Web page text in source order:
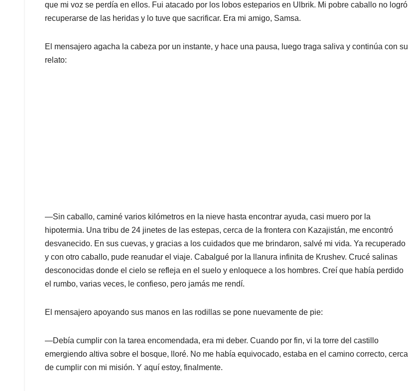
que mi voz se perdía en ellos. Fui atacado por los lobos esteparios en Ulbrik. Mi pobre caballo no logró
recuperarse de las heridas y lo tuve que sacrificar. Era mi amigo, Samsa.
El mensajero agacha la cabeza por un instante, y hace una pausa, luego traga saliva y continúa con su
relato:
—Sin caballo, caminé varios kilómetros en la nieve hasta encontrar ayuda, casi muero por la
hipotermia. Una tribu de 24 jinetes de las estepas, cerca de la frontera con Kazajistán, me encontró
desvanecido. En sus cuevas, y gracias a los cuidados que me brindaron, salvé mi vida. Ya recuperado
y con otro caballo, pude reanudar el viaje. Cabalgué por la llanura infinita de Krushev. Crucé salinas
desconocidas donde el cielo se refleja en el suelo y enloquece a los hombres. Creí que había perdido
el rumbo, varias veces, le confieso, pero jamás me rendí.
El mensajero apoyando sus manos en las rodillas se pone nuevamente de pie:
—Debía cumplir con la tarea encomendada, era mi deber. Cuando por fin, vi la torre del castillo
emergiendo altiva sobre el bosque, lloré. No me había equivocado, estaba en el camino correcto, cerca
de cumplir con mi misión. Y aquí estoy, finalmente.